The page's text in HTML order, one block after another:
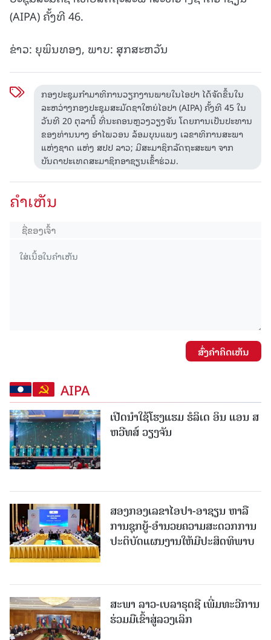
(AIPA) ຄັ້ງທີ 46.
ຂ່າວ: ຍຸພິນທອງ, ພາບ: ສຸຸກສະຫວັນ
ກອງປະຊຸມກຳມາທິການວຽກງານພາຍໃນໄອປາ ໄດ້ຈັດຂຶ້ນໃນ
ລະຫວ່າງກອງປະຊຸມສະມັດຊາໃຫຍ່ໄອປາ (AIPA) ຄັ້ງທີ 45 ໃນ
ວັນທີ 20 ຕຸລານີ້ ທີ່ນະຄອນຫຼວງວຽງຈັນ ໂດຍການເປັນປະທານ
ຂອງທ່ານນາງ ອຳໄພວອນ ລ້ອມບຸນແພງ ເລຂາທິການສະພາ
ແຫ່ງຊາດ ແຫ່ງ ສປປ ລາວ; ມີສະມາຊິກລັດຖະສະພາ ຈາກ
ບັນດາປະເທດສະມາຊິກອາຊຽນເຂົ້າຮ່ວມ.
ຄໍາເຫັນ
ສົ່ງຄໍາຄິດເຫັນ
AIPA
ເປີດນໍາໃຊ້ໂຮງແຮມ ຮໍລິເດ ອິນ ແອນ ສ
ຫວີທສ໌ ວຽງຈັນ
ສອງກອງເລຂາໄອປາ-ອາຊຽນ ຫາລື
ການຊຸກຍູ້-ອຳນວຍຄວາມສະດວກການ
ປະຕິບັດແຜນງານໃຫ້ມີປະສິດທິພາບ
ສະພາ ລາວ-ເບລາຣຸດຊີ ເພີ່ມທະວີການ
ຮ່ວມມືເຂົ້າສູ່ລວງເລິກ